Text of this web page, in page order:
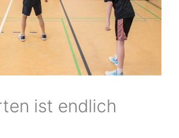
ist endlich